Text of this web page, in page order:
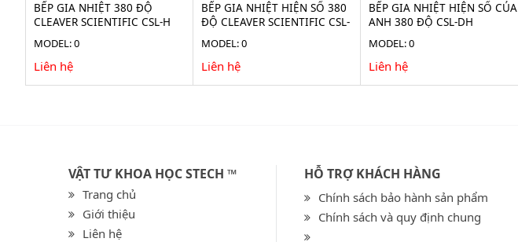
BẾP GIA NHIỆT 380 ĐỘ
CLEAVER SCIENTIFIC CSL-H
MODEL: 0
Liên hệ
BẾP GIA NHIỆT HIỆN SỐ 380
ĐỘ CLEAVER SCIENTIFIC CSL-
MODEL: 0
Liên hệ
BẾP GIA NHIỆT HIỆN SỐ CỦA
ANH 380 ĐỘ CSL-DH
MODEL: 0
Liên hệ
VẬT TƯ KHOA HỌC STECH ™
Trang chủ
Giới thiệu
Liên hệ
HỖ TRỢ KHÁCH HÀNG
Chính sách bảo hành sản phẩm
Chính sách và quy định chung